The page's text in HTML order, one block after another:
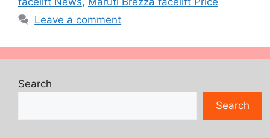
Leave a comment
Search
Search